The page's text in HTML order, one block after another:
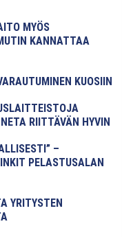
MYÖS
KANNATTAA
KUOSIIN
RIITTÄVÄN HYVIN
–
PELASTUSALAN
YRITYSTEN